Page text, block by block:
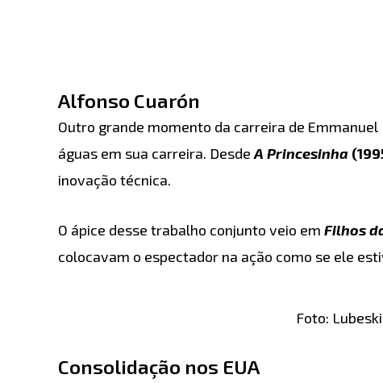
Alfonso Cuarón
Outro grande momento da carreira de
águas em sua carreira. Desde A Princesinha
inovação técnica.
O ápice desse trabalho conjunto veio em Filhos
colocavam o espectador na ação como se ele
Foto:
Consolidação nos EUA